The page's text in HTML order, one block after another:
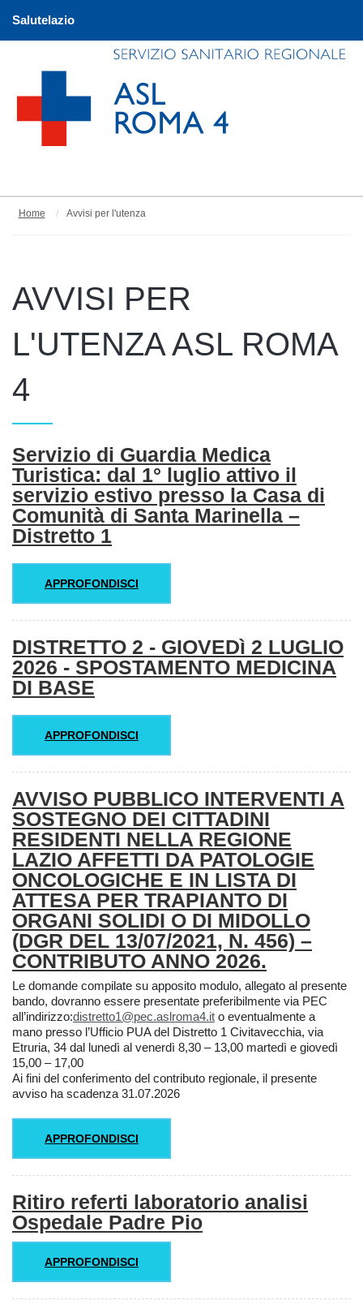
Salutelazio
Home Avvisi per l'utenza
AVVISI PER
L'UTENZA ASL ROMA
4
Articoli
Titolo
Servizio di Guardia Medica
Turistica: dal 1° luglio attivo il
servizio estivo presso la Casa di
Comunità di Santa Marinella –
Distretto 1
APPROFONDISCI
DISTRETTO 2 - GIOVEDì 2 LUGLIO
2026 - SPOSTAMENTO MEDICINA
DI BASE
APPROFONDISCI
AVVISO PUBBLICO INTERVENTI A
SOSTEGNO DEI CITTADINI
RESIDENTI NELLA REGIONE
LAZIO AFFETTI DA PATOLOGIE
ONCOLOGICHE E IN LISTA DI
ATTESA PER TRAPIANTO DI
ORGANI SOLIDI O DI MIDOLLO
(DGR DEL 13/07/2021, N. 456) –
CONTRIBUTO ANNO 2026.
Le domande compilate su apposito modulo, allegato al presente
bando, dovranno essere presentate preferibilmente via PEC
all’indirizzo:distretto1@pec.aslroma4.it o eventualmente a
mano presso l’Ufficio PUA del Distretto 1 Civitavecchia, via
Etruria, 34 dal lunedì al venerdì 8,30 – 13,00 martedì e giovedì
15,00 – 17,00
Ai fini del conferimento del contributo regionale, il presente
avviso ha scadenza 31.07.2026
APPROFONDISCI
Ritiro referti laboratorio analisi
Ospedale Padre Pio
APPROFONDISCI